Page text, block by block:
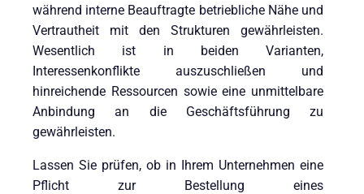
während interne Beauftragte betriebliche Nähe und
Vertrautheit mit den Strukturen gewährleisten.
Wesentlich ist in beiden Varianten,
Interessenkonflikte auszuschließen und
hinreichende Ressourcen sowie eine unmittelbare
Anbindung an die Geschäftsführung zu
gewährleisten.
Lassen Sie prüfen, ob in Ihrem Unternehmen eine
Pflicht zur Bestellung eines